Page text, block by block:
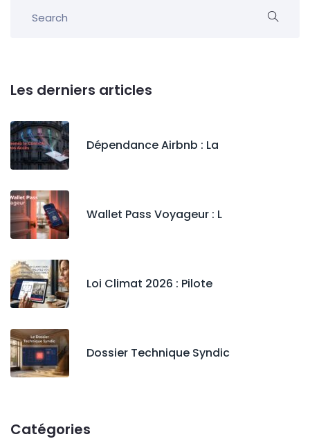
Les derniers articles
Dépendance Airbnb : La
Wallet Pass Voyageur : L
Loi Climat 2026 : Pilote
Dossier Technique Syndic
Catégories